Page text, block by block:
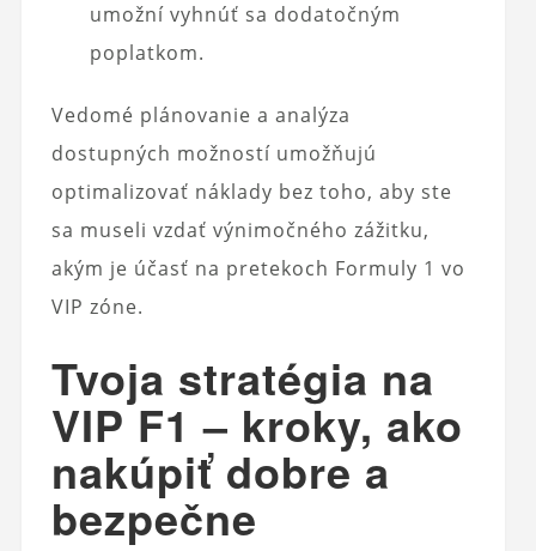
umožní vyhnúť sa dodatočným
poplatkom.
Vedomé plánovanie a analýza
dostupných možností umožňujú
optimalizovať náklady bez toho, aby ste
sa museli vzdať výnimočného zážitku,
akým je účasť na pretekoch Formuly 1 vo
VIP zóne.
Tvoja stratégia na
VIP F1 – kroky, ako
nakúpiť dobre a
bezpečne